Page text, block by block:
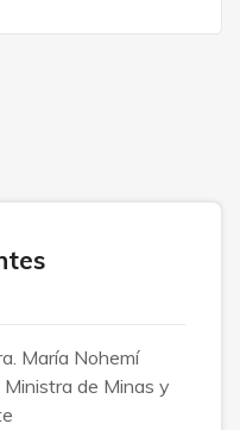
María Nohemí
de Minas y